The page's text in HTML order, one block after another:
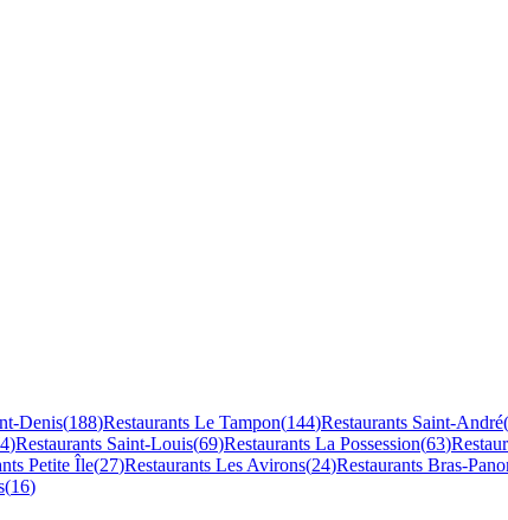
Denis(188)Restaurants Le Tampon(144)Restaurants Saint-André(
)Restaurants Saint-Louis(69)Restaurants La Possession(63)
Petite Île(27)Restaurants Les Avirons(24)Restaurants Bras-
(16)